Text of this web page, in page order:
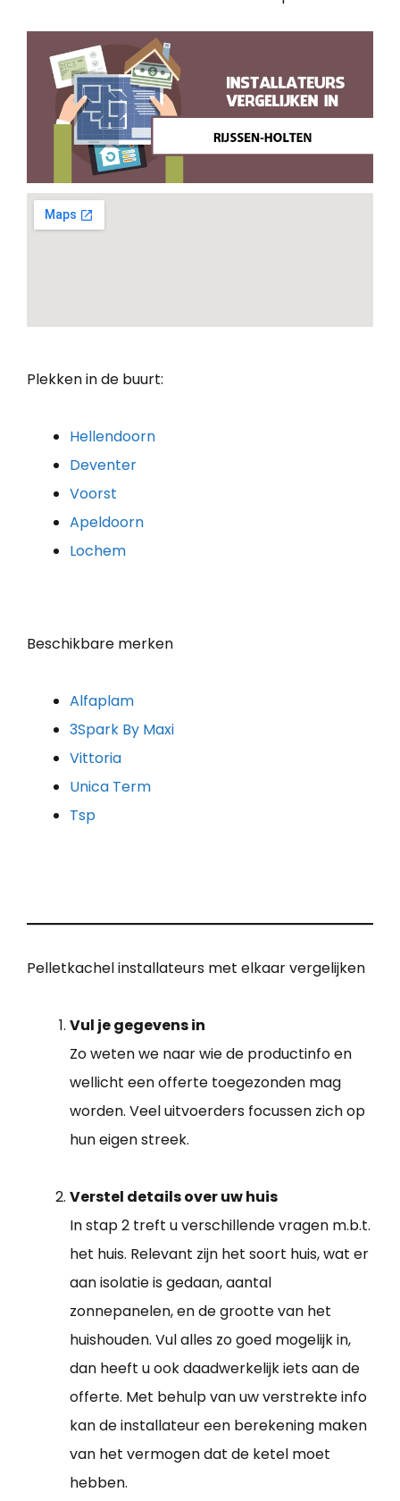
Plekken in de buurt:
Hellendoorn
Deventer
Voorst
Apeldoorn
Lochem
Beschikbare merken
Alfaplam
3Spark By Maxi
Vittoria
Unica Term
Tsp
Pelletkachel installateurs met elkaar vergelijken
Vul je gegevens in
Zo weten we naar wie de productinfo en
wellicht een offerte toegezonden mag
worden. Veel uitvoerders focussen zich op
hun eigen streek.
Verstel details over uw huis
In stap 2 treft u verschillende vragen m.b.t.
het huis. Relevant zijn het soort huis, wat er
aan isolatie is gedaan, aantal
zonnepanelen, en de grootte van het
huishouden. Vul alles zo goed mogelijk in,
dan heeft u ook daadwerkelijk iets aan de
offerte. Met behulp van uw verstrekte info
kan de installateur een berekening maken
van het vermogen dat de ketel moet
hebben.